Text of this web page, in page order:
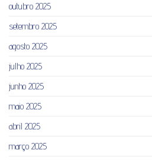
outubro 2025
setembro 2025
agosto 2025
julho 2025
junho 2025
maio 2025
abril 2025
março 2025